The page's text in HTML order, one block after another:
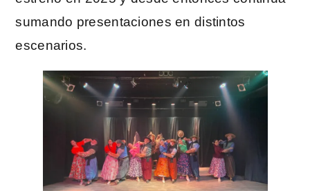
sumando presentaciones en distintos
escenarios.